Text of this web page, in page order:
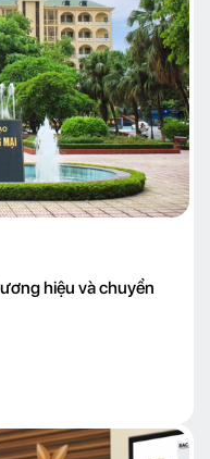
hiệu và chuyển